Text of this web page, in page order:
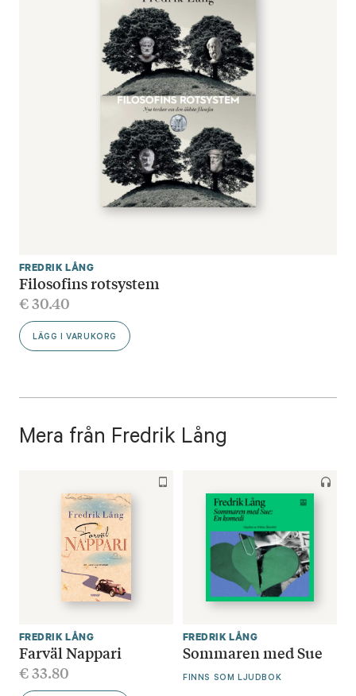
FREDRIK LÅNG
Filosofins rotsystem
€30.40
LÄGG I VARUKORG
Mera från Fredrik Lång
FREDRIK LÅNG
Farväl Nappari
€33.80
FREDRIK LÅNG
Sommaren med Sue
FINNS SOM LJUDBOK